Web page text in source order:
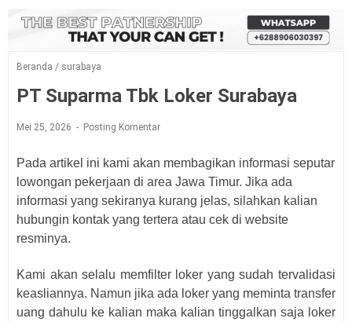
Beranda / surabaya
PT Suparma Tbk Loker Surabaya
Mei 25, 2026 Posting Komentar
Pada artikel ini kami akan membagikan informasi seputar
lowongan pekerjaan di area Jawa Timur. Jika ada
informasi yang sekiranya kurang jelas, silahkan kalian
hubungin kontak yang tertera atau cek di website
resminya.
Kami akan selalu memfilter loker yang sudah tervalidasi
keasliannya. Namun jika ada loker yang meminta transfer
uang dahulu ke kalian maka kalian tinggalkan saja loker